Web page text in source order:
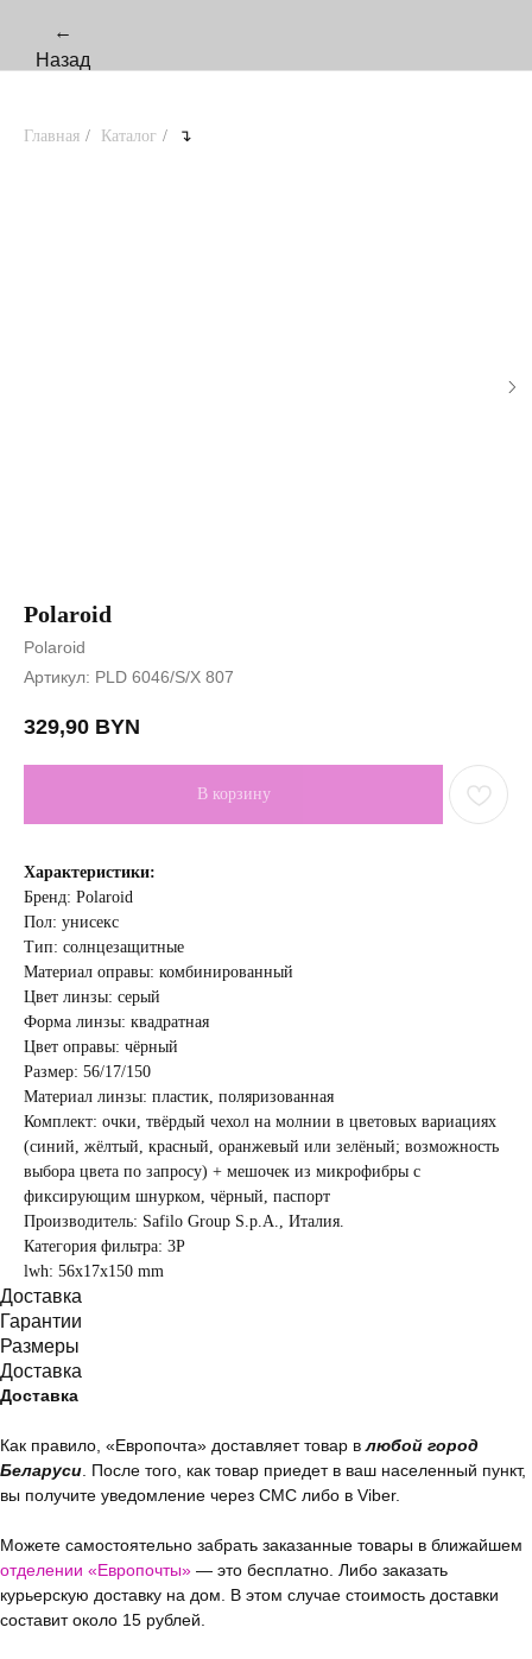
←
Назад
Главная / Каталог / ↴
Polaroid
Polaroid
Артикул: PLD 6046/S/X 807
329,90 BYN
В корзину
Характеристики:
Бренд: Polaroid
Пол: унисекс
Тип: солнцезащитные
Материал оправы: комбинированный
Цвет линзы: cерый
Форма линзы: квадратная
Цвет оправы: чёрный
Размер: 56/17/150
Материал линзы: пластик, поляризованная
Комплект: очки, твёрдый чехол на молнии в цветовых вариациях
(синий, жёлтый, красный, оранжевый или зелёный; возможность
выбора цвета по запросу) + мешочек из микрофибры с
фиксирующим шнурком, чёрный, паспорт
Производитель: Safilo Group S.p.A., Италия.
Категория фильтра: 3Р
lwh: 56x17x150 mm
Доставка
Гарантии
Размеры
Доставка
Доставка
Как правило, «Европочта» доставляет товар влюбой город
Беларуси. После того, как товар приедет в ваш населенный пункт,
вы получите уведомление через СМС либо в Viber.
Можете самостоятельно забрать заказанные товары в ближайшем
отделении «Европочты» — это бесплатно. Либо заказать
курьерскую доставку на дом. В этом случае стоимость доставки
составит около 15 рублей.